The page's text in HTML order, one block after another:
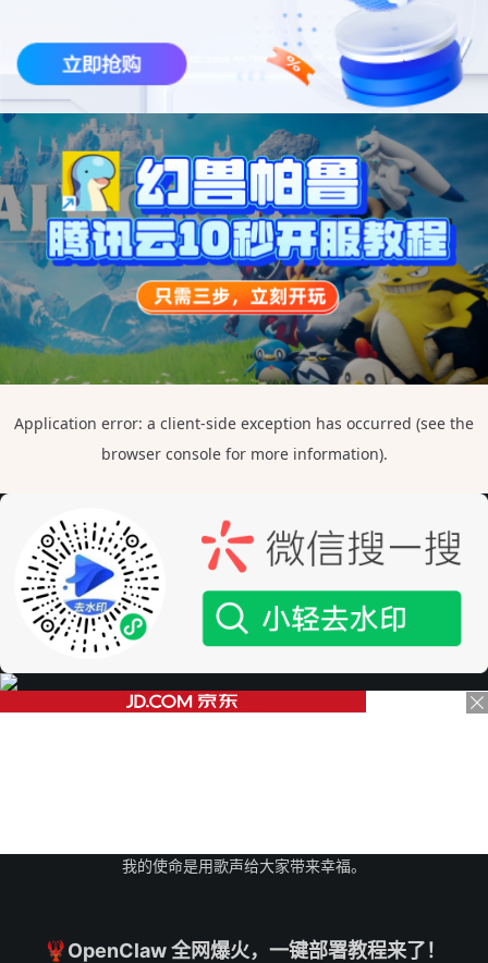
我的使命是用歌声给大家带来幸福。
🦞OpenClaw 全网爆火，一键部署教程来了！